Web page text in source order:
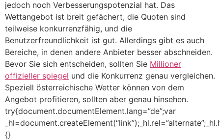
jedoch noch Verbesserungspotenzial hat. Das
Wettangebot ist breit gefächert, die Quoten sind
teilweise konkurrenzfähig, und die
Benutzerfreundlichkeit ist gut. Allerdings gibt es auch
Bereiche, in denen andere Anbieter besser abschneiden.
Bevor Sie sich entscheiden, sollten Sie Millioner
offizieller spiegel und die Konkurrenz genau vergleichen.
Speziell österreichische Wetter können von dem
Angebot profitieren, sollten aber genau hinsehen.
try{document.documentElement.lang=”de”;var
{}